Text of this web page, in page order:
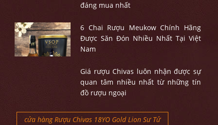
đáng mua nhất
6 Chai Rượu Meukow Chính Hãng
Được Săn Đón Nhiều Nhất Tại Việt
Nam
Giá rượu Chivas luôn nhận được sự
quan tâm nhiều nhất từ những tín
đồ rượu ngoại
cửa hàng Rượu Chivas 18YO Gold Lion Sư Tử